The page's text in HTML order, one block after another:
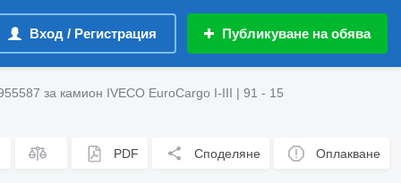
Вход / Регистрация Публикуване на обява
за камион IVECO EuroCargo I-III | 91 - 15
PDF Споделяне Оплакване